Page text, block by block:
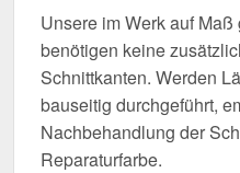
Unsere im Werk auf
benötigen keine
Schnittkanten. Werden
bauseitig durchgeführt,
Nachbehandlung der
Reparaturfarbe.